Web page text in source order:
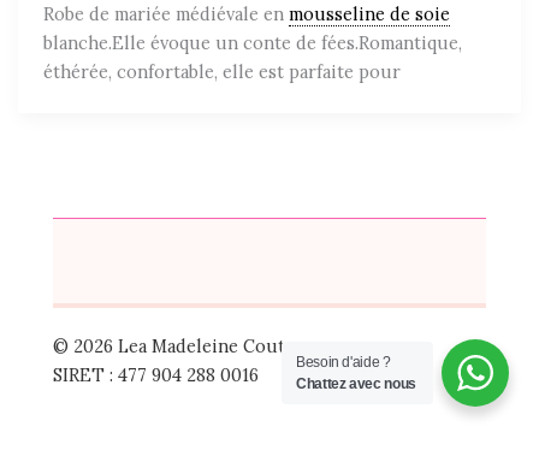
Robe de mariée médiévale enmousseline de soie
blanche.Elle évoque un conte de fées.Romantique,
éthérée, confortable, elle est parfaite pour
© 2026 Lea Madeleine Couture
SIRET : 477 904 288 0016
Besoin d'aide ?
Chattez avec nous